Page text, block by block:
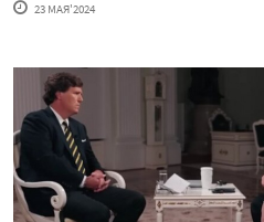
23 МАЯ'2024